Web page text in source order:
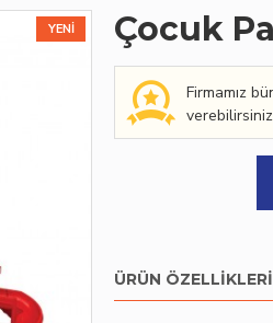
YENI Çocuk
Firmamız
ÜRÜN ÖZELLIKLERI